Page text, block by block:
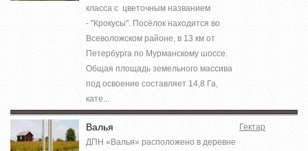
класса с цветочным названием
- "Крокусы". Посёлок находится во
Всеволожском районе, в 13 км от
Петербурга по Мурманскому шоссе.
Общая площадь земельного массива
под освоение составляет 14,8 Га,
кате...
Валья
ДПН «Валья» расположено в деревне
Гектар